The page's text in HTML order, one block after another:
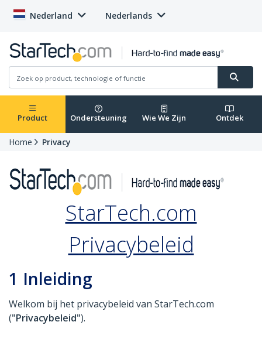
Nederland Nederlands
Product Ondersteuning Wie We Zijn Ontdek
Home Privacy
StarTech.com
Privacybeleid
1 Inleiding
Welkom bij het privacybeleid van StarTech.com
("Privacybeleid").